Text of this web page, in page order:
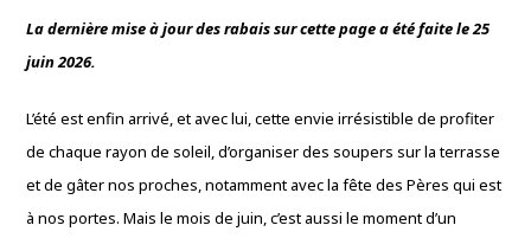
La dernière mise à jour des rabais sur cette page a été faite le 25
juin 2026.
L’été est enfin arrivé, et avec lui, cette envie irrésistible de profiter
de chaque rayon de soleil, d’organiser des soupers sur la terrasse
et de gâter nos proches, notamment avec la fête des Pères qui est
à nos portes. Mais le mois de juin, c’est aussi le moment d’un